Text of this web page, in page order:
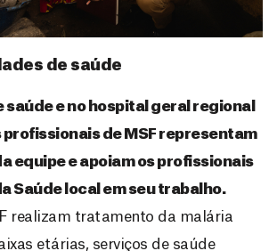
de saúde
saúde e no hospital geral regional
profissionais de MSF representam
equipe e apoiam os profissionais
Saúde local em seu trabalho.
realizam tratamento da malária
etárias, serviços de saúde